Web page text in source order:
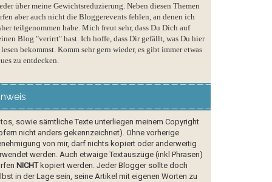
über meine Gewichtsreduzierung. Neben diesen Themen
aber auch nicht die Bloggerevents fehlen, an denen ich
teilgenommen habe. Mich freut sehr, dass Du Dich auf
Blog "verirrt" hast. Ich hoffe, dass Dir gefällt, was Du hier
bekommst. Komm sehr gern wieder, es gibt immer etwas
zu entdecken.
sowie sämtliche Texte unterliegen meinem Copyright
nicht anders gekennzeichnet). Ohne vorherige
von mir, darf nichts kopiert oder anderweitig
werden. Auch etwaige Textauszüge (inkl Phrasen)
NICHTkopiert werden. Jeder Blogger sollte doch
in der Lage sein, seine Artikel mit eigenen Worten zu